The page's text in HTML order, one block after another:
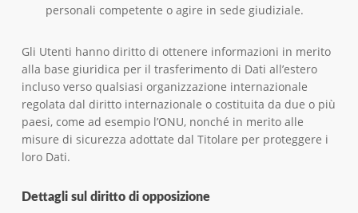
personali competente o agire in sede giudiziale.
Gli Utenti hanno diritto di ottenere informazioni in merito
alla base giuridica per il trasferimento di Dati all’estero
incluso verso qualsiasi organizzazione internazionale
regolata dal diritto internazionale o costituita da due o più
paesi, come ad esempio l’ONU, nonché in merito alle
misure di sicurezza adottate dal Titolare per proteggere i
loro Dati.
Dettagli sul diritto di opposizione